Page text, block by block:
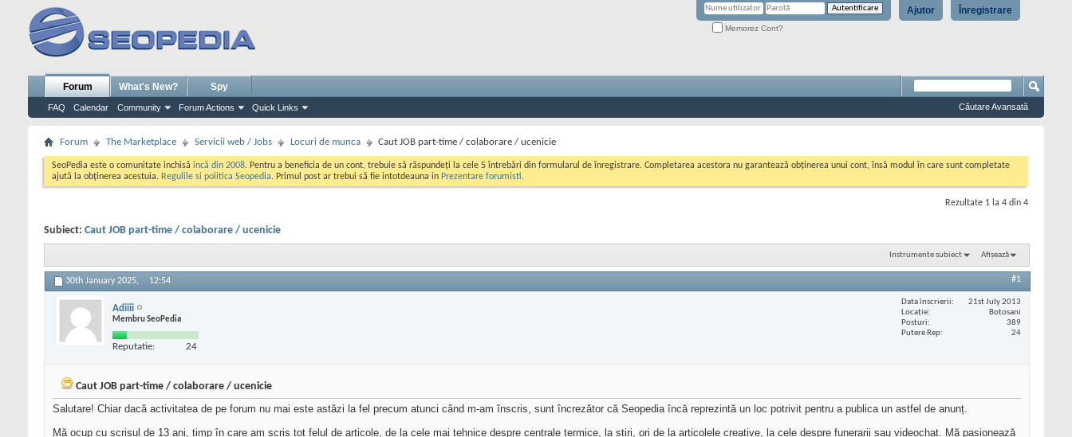
Înregistrare
Ajutor
Memorez Cont?
Forum
FAQ Calendar Community Forum Actions Quick Links
What's New? Spy
Căutare Avansată
Forum The Marketplace Servicii web / Jobs Locuri de munca Caut JOB part-time / colaborare / ucenicie
SeoPedia este o comunitate inchisă incă din 2008. Pentru a beneficia de un cont, trebuie să răspundeți la cele 5 întrebări din formularul de înregistrare. Completarea acestora nu garantează obținerea unui cont, însă modul în care sunt completate
ajută la obținerea acestuia. Regulile si politica Seopedia. Primul post ar trebui să fie intotdeauna in Prezentare forumisti.
Rezultate 1 la 4 din 4
Subiect: Caut JOB part-time / colaborare / ucenicie
Instrumente subiect Afișează
30th January 2025, 12:54 #1
Adiiii
Membru SeoPedia
Reputatie: 24
Data înscrierii
21st July 2013
Locaţie
Botosani
Posturi
389
Putere Rep
24
Caut JOB part-time / colaborare / ucenicie
Salutare! Chiar dacă activitatea de pe forum nu mai este astăzi la fel precum atunci când m-am înscris, sunt încrezător că Seopedia încă reprezintă un loc potrivit pentru a publica un astfel de anunț.
Mă ocup cu scrisul de 13 ani, timp în care am scris tot felul de articole, de la cele mai tehnice despre centrale termice, la știri, ori de la articolele creative, la cele despre funerarii sau videochat. Mă pasionează